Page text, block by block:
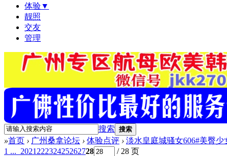
体验▼
靓照
交友
管理
搜索 搜索
»首页 › 广州桑拿论坛 › 体验点评 › 淡水皇庭城骚女606#美臀少
1 ... 2021 22232425262728
/ 28 页